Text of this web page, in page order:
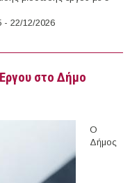
- 22/12/2026
Μίσθωσης Έργου στο Δήμο
στο Δήμο
Ο
Δήμος